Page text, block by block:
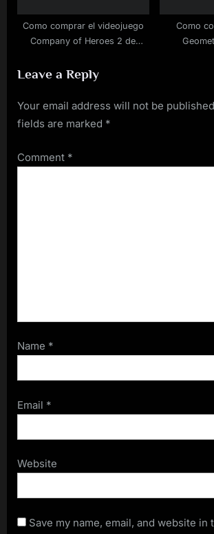
Como comprar el videojuego
Company of Heroes 2 de
Como
Leave a Reply
Your email address will not be
fields are marked *
Comment *
Name *
Email *
Website
Save my name, email, and website